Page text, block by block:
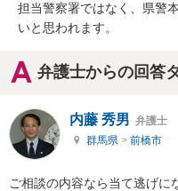
担当警察署ではなく、県警
いと思われます。
弁護士からの回答
内藤 秀男 弁護士
群馬県 > 前橋市
ご相談の内容なら当て逃げに